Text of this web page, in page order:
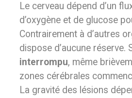
Le cerveau dépend d’un
d’oxygène et de glucose
Contrairement à d’autres
dispose d’aucune réserve.
interrompu, même
zones cérébrales
La gravité des lésions